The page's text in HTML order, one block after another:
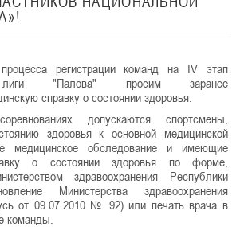
регистрации команд на IV этап
лиги "Палова" просим заранее
справку о состоянии здоровья.
допускаются спортсмены,
здоровья к основной медицинской
медицинское обследование и имеющие
о состоянии здоровья по форме,
здравоохранения Республики
Министерства здравоохранения
от 09.07.2010 № 92) или печать врача в
команды.